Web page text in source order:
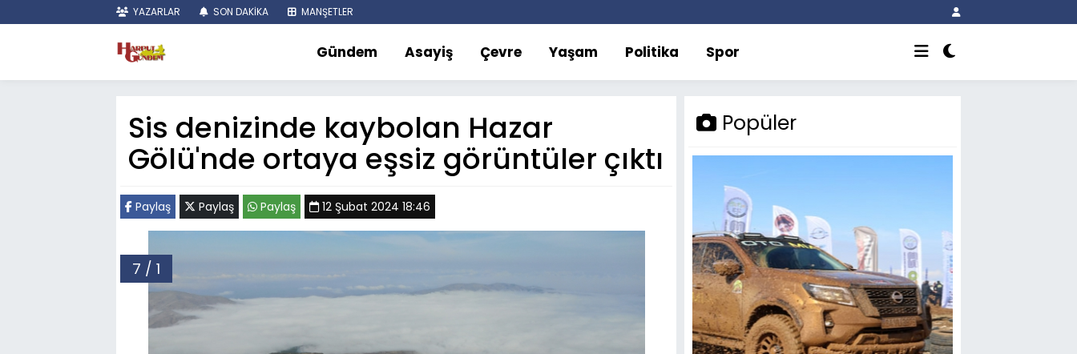
YAZARLAR SON DAKİKA MANŞETLER
Gündem Asayiş Çevre Yaşam Politika Spor
Sis denizinde kaybolan Hazar
Gölü'nde ortaya eşsiz görüntüler çıktı
Paylaş Paylaş Paylaş 12 Şubat 2024 18:46
7 / 1
Popüler